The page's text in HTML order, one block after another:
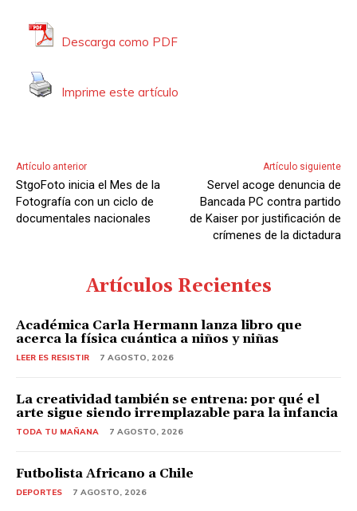
Descarga como PDF
Imprime este artículo
Artículo anterior
StgoFoto inicia el Mes de la
Fotografía con un ciclo de
documentales nacionales
Artículo siguiente
Servel acoge denuncia de
Bancada PC contra partido
de Kaiser por justificación de
crímenes de la dictadura
Artículos Recientes
Académica Carla Hermann lanza libro que
acerca la física cuántica a niños y niñas
LEER ES RESISTIR 7 AGOSTO, 2026
La creatividad también se entrena: por qué el
arte sigue siendo irremplazable para la infancia
TODA TU MAÑANA 7 AGOSTO, 2026
Futbolista Africano a Chile
DEPORTES 7 AGOSTO, 2026